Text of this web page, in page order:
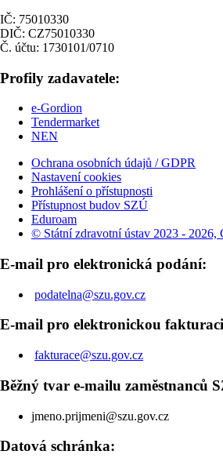
IČ: 75010330
DIČ: CZ75010330
Č. účtu: 1730101/0710
Profily zadavatele:
e-Gordion
Tendermarket
NEN
Ochrana osobních údajů / GDPR
Nastavení cookies
Prohlášení o přístupnosti
Přístupnost budov SZÚ
Eduroam
© Státní zdravotní ústav 2023 -
E-mail pro elektronická podání:
podatelna@szu.gov.cz
E-mail pro elektronickou
fakturace@szu.gov.cz
Běžný tvar e-mailu zaměstnanců
jmeno.prijmeni@szu.gov.cz
Datová schránka: